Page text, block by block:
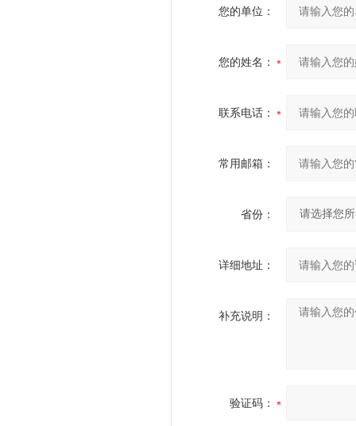
您的单位：
您的姓名：
联系电话：
常用邮箱：
省份：
详细地址：
补充说明：
验证码：